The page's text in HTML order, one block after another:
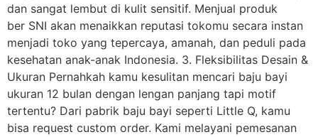
dan sangat lembut di kulit sensitif. Menjual produk
ber SNI akan menaikkan reputasi tokomu secara instan
menjadi toko yang tepercaya, amanah, dan peduli pada
kesehatan anak-anak Indonesia. 3. Fleksibilitas Desain &
Ukuran Pernahkah kamu kesulitan mencari baju bayi
ukuran 12 bulan dengan lengan panjang tapi motif
tertentu? Dari pabrik baju bayi seperti Little Q, kamu
bisa request custom order. Kami melayani pemesanan